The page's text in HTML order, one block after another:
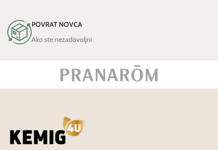
POVRAT NOVCA
Ako ste nezadovoljni